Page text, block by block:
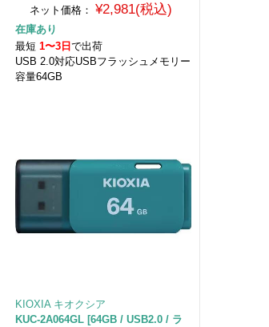
ネット価格：
¥2,981(税込)
在庫あり
最短 1〜3日 で出荷
USB 2.0対応USBフラッシュメモリー
容量64GB
KIOXIA キオクシア
KUC-2A064GL [64GB / USB2.0 / ラ